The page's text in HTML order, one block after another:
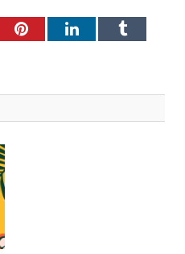
PinterestLinkedInTumblr